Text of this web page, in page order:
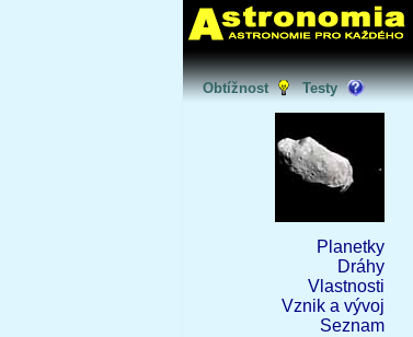
Obtížnost Testy
Planetky
Dráhy
Vlastnosti
Vznik a vývoj
Seznam